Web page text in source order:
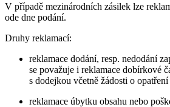
V případě mezinárodních zásilek lze
ode dne podání.
Druhy reklamací:
reklamace dodání, resp. nedodání
se považuje i reklamace dobírkové
s dodejkou včetně žádosti o
reklamace úbytku obsahu nebo